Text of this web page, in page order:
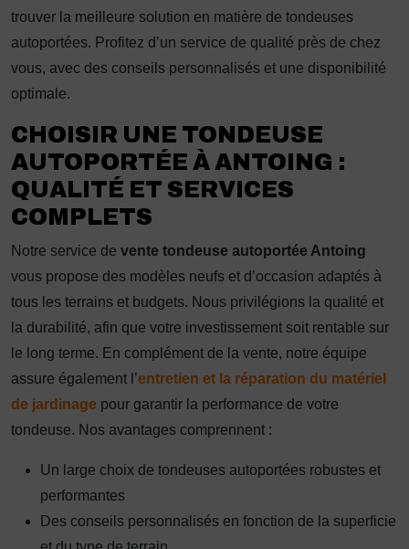
trouver la meilleure solution en matière de tondeuses
autoportées. Profitez d’un service de qualité près de chez
vous, avec des conseils personnalisés et une disponibilité
optimale.
CHOISIR UNE TONDEUSE
AUTOPORTÉE À ANTOING :
QUALITÉ ET SERVICES
COMPLETS
Notre service de vente tondeuse autoportée Antoing
vous propose des modèles neufs et d’occasion adaptés à
tous les terrains et budgets. Nous privilégions la qualité et
la durabilité, afin que votre investissement soit rentable sur
le long terme. En complément de la vente, notre équipe
assure également l’entretien et la réparation du matériel
de jardinage pour garantir la performance de votre
tondeuse. Nos avantages comprennent :
Un large choix de tondeuses autoportées robustes et
performantes
Des conseils personnalisés en fonction de la superficie